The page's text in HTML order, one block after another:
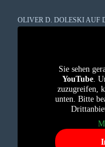
OLIVER D. DOLESKI AUF
Sie sehen
YouTube.
zuzugreifen,
unten. Bitte